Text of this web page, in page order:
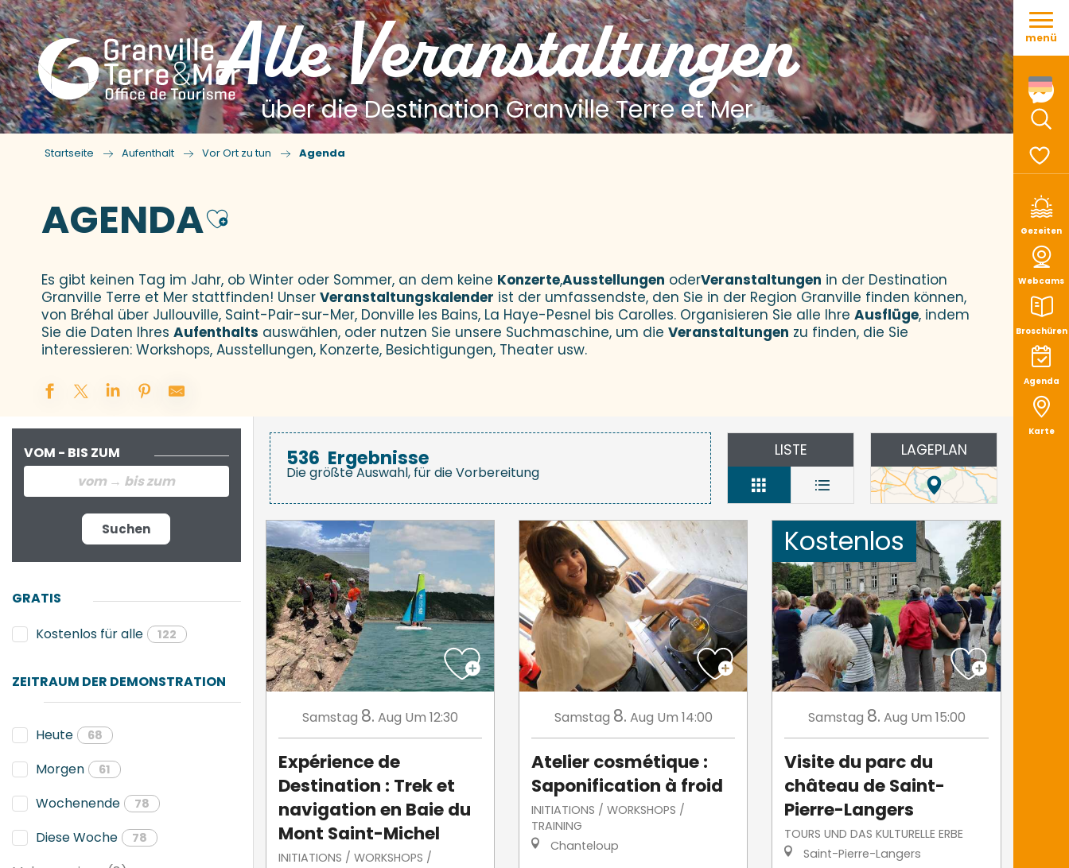
Aller
contenu
Gezeiten
Webcams
Broschüren
Agenda
Karte
menü
Alle Veranstaltungen
über die Destination Granville Terre et Mer
Startseite Aufenthalt Vor Ort zu tun Agenda
AGENDAAjouter aux favoris
Es gibt keinen Tag im Jahr, ob Winter oder Sommer, an dem keine Konzerte,Ausstellungen oderVeranstaltungen in der Destination
Granville Terre et Mer stattfinden! Unser Veranstaltungskalender ist der umfassendste, den Sie in der Region Granville finden können,
von Bréhal über Jullouville, Saint-Pair-sur-Mer, Donville les Bains, La Haye-Pesnel bis Carolles. Organisieren Sie alle Ihre Ausflüge, indem
Sie die Daten Ihres Aufenthalts auswählen, oder nutzen Sie unsere Suchmaschine, um die Veranstaltungen zu finden, die Sie
interessieren: Workshops, Ausstellungen, Konzerte, Besichtigungen, Theater usw.
VOM - BIS ZUM
Suchen
GRATIS
Kostenlos für alle
122
ZEITRAUM DER DEMONSTRATION
Heute 68
Morgen 61
Wochenende 78
Diese Woche 78
536 Ergebnisse
Die größte Auswahl, für die Vorbereitung
LISTE LAGEPLAN
Samstag 8. Aug Um 12:30
Expérience de
Destination : Trek et
navigation en Baie du
Mont Saint-Michel
INITIATIONS / WORKSHOPS /
Samstag 8. Aug Um 14:00
Atelier cosmétique :
Saponification à froid
INITIATIONS / WORKSHOPS /
TRAINING
Chanteloup
Kostenlos
Samstag 8. Aug Um 15:00
Visite du parc du
château de Saint-
Pierre-Langers
TOURS UND DAS KULTURELLE ERBE
Saint-Pierre-Langers